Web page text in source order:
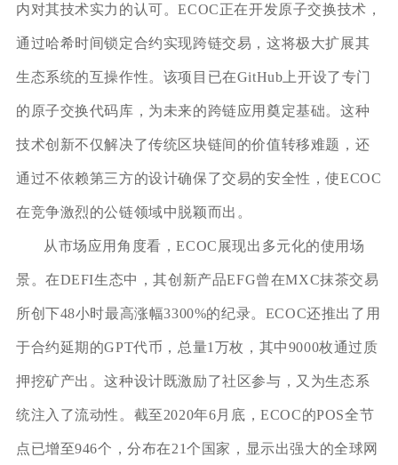
内对其技术实力的认可。ECOC正在开发原子交换技术，
通过哈希时间锁定合约实现跨链交易，这将极大扩展其
生态系统的互操作性。该项目已在GitHub上开设了专门
的原子交换代码库，为未来的跨链应用奠定基础。这种
技术创新不仅解决了传统区块链间的价值转移难题，还
通过不依赖第三方的设计确保了交易的安全性，使ECOC
在竞争激烈的公链领域中脱颖而出。
从市场应用角度看，ECOC展现出多元化的使用场
景。在DEFI生态中，其创新产品EFG曾在MXC抹茶交易
所创下48小时最高涨幅3300%的纪录。ECOC还推出了用
于合约延期的GPT代币，总量1万枚，其中9000枚通过质
押挖矿产出。这种设计既激励了社区参与，又为生态系
统注入了流动性。截至2020年6月底，ECOC的POS全节
点已增至946个，分布在21个国家，显示出强大的全球网